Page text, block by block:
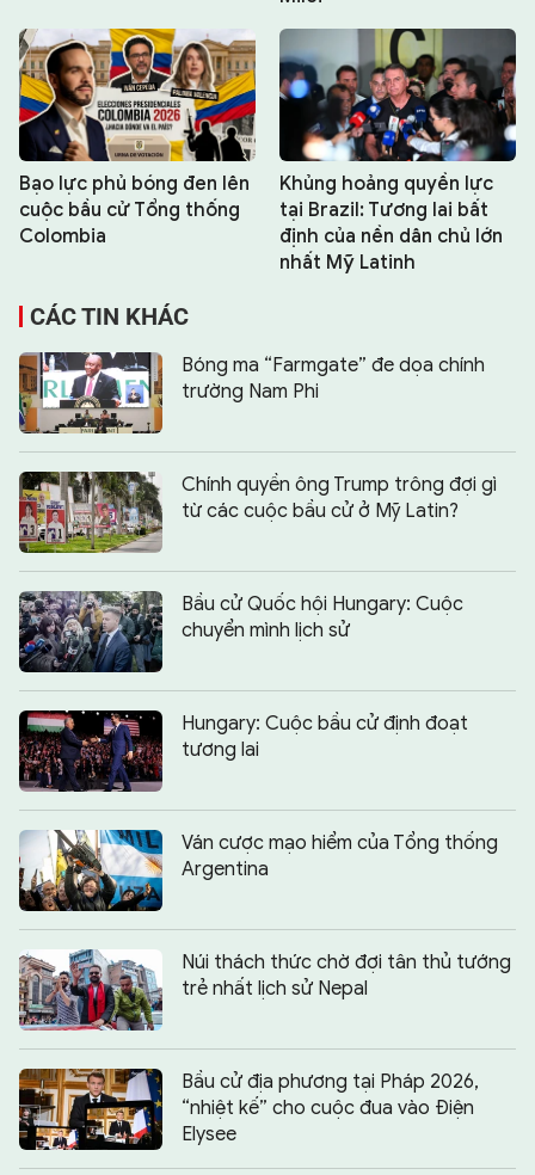
Bạo lực phủ bóng đen lên
cuộc bầu cử Tổng thống
Colombia
Khủng hoảng quyền lực
tại Brazil: Tương lai bất
định của nền dân chủ lớn
nhất Mỹ Latinh
CÁC TIN KHÁC
Bóng ma “Farmgate” đe dọa chính
trường Nam Phi
Chính quyền ông Trump trông đợi gì
từ các cuộc bầu cử ở Mỹ Latin?
Bầu cử Quốc hội Hungary: Cuộc
chuyển mình lịch sử
Hungary: Cuộc bầu cử định đoạt
tương lai
Ván cược mạo hiểm của Tổng thống
Argentina
Núi thách thức chờ đợi tân thủ tướng
trẻ nhất lịch sử Nepal
Bầu cử địa phương tại Pháp 2026,
“nhiệt kế” cho cuộc đua vào Điện
Elysee